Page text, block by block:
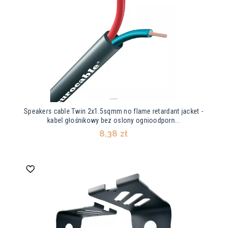
Speakers cable Twin 2x1.5sqmm no flame retardant jacket -
kabel głośnikowy bez oslony ognioodporn...
8,38 zł